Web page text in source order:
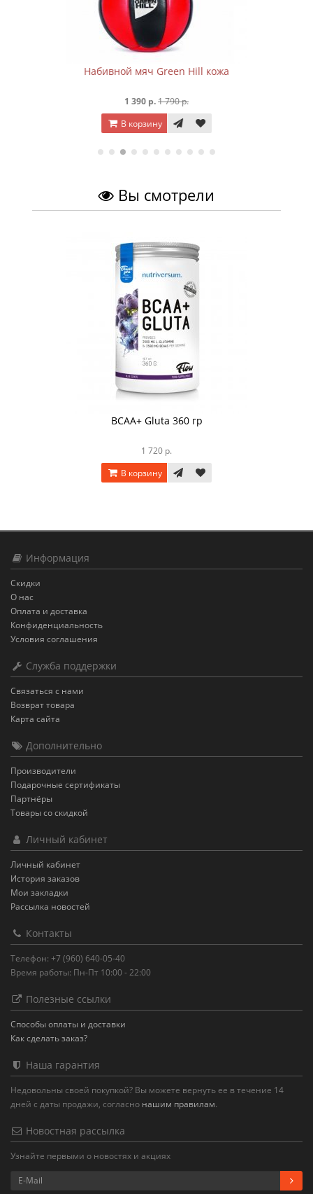
Набивной мяч Green Hill кожа
1 390 р.1 790 р.
В корзину
Вы смотрели
BCAA+ Gluta 360 гр
1 720 р.
В корзину
Информация
Скидки
О нас
Оплата и доставка
Конфиденциальность
Условия соглашения
Служба поддержки
Связаться с нами
Возврат товара
Карта сайта
Дополнительно
Производители
Подарочные сертификаты
Партнёры
Товары со скидкой
Личный кабинет
Личный кабинет
История заказов
Мои закладки
Рассылка новостей
Контакты
Телефон: +7 (960) 640-05-40
Время работы: Пн-Пт 10:00 - 22:00
Полезные ссылки
Способы оплаты и доставки
Как сделать заказ?
Наша гарантия
Недовольны своей покупкой? Вы можете вернуть ее в течение 14
дней с даты продажи, согласно нашим правилам.
Новостная рассылка
Узнайте первыми о новостях и акциях